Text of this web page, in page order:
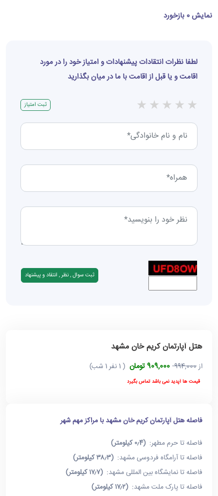
نمایش 0 بازخورد
لطفا نظرات انتقادات پیشنهادات و امتیاز خود را در مورد
اقامت و یا قبل از اقامت با ما در میان بگذارید
★
★
★
★
★ ثبت امتیاز
هتل آپارتمان کریم خان مشهد
از994,000 909,000 تومان ( 1 نفر 1 شب)
قیمت ها آپدید نمی باشد تماس بگیرد
فاصله هتل آپارتمان کریم خان مشهد با مراکز مهم شهر
فاصله تا حرم مطهر:(۰٫4 کیلومتر)
فاصله تا آرامگاه فردوسی مشهد:(۳۸٫۳ کیلومتر)
فاصله تا نمایشگاه بین المللی مشهد:(۱۷٫۷ کیلومتر)
فاصله تا پارک ملت مشهد:(۱۷٫۲ کیلومتر)